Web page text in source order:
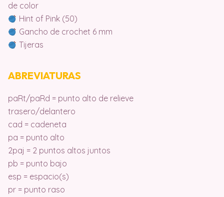
de color
Hint of Pink (50)
Gancho de crochet 6 mm
Tijeras
ABREVIATURAS
paRt/paRd = punto alto de relieve
trasero/delantero
cad = cadeneta
pa = punto alto
2paj = 2 puntos altos juntos
pb = punto bajo
esp = espacio(s)
pr = punto raso